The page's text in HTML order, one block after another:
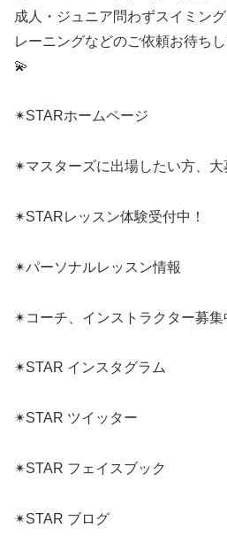
成人・ジュニア問わずスイミン
レーニングなどのご依頼お待ち
✴︎STARホームページ
✴︎マスターズに出場したい方、大
✴︎STARレッスン体験受付中！
✴︎パーソナルレッスン情報
✴︎コーチ、インストラクター募集
✴︎STAR インスタグラム
✴︎STAR ツイッター
✴︎STAR フェイスブック
✴︎STAR ブログ